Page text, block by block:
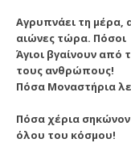
Αγρυπνάει τη μέρα,
αιώνες τώρα. Πόσοι
Άγιοι βγαίνουν από
τους ανθρώπους!
Πόσα Μοναστήρια
Πόσα χέρια
όλου του κόσμου!